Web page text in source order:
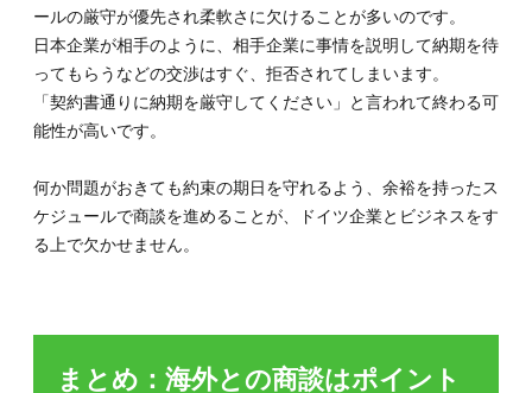
ールの厳守が優先され柔軟さに欠けることが多いのです。
日本企業が相手のように、相手企業に事情を説明して納期を待
ってもらうなどの交渉はすぐ、拒否されてしまいます。
「契約書通りに納期を厳守してください」と言われて終わる可
能性が高いです。
何か問題がおきても約束の期日を守れるよう、余裕を持ったス
ケジュールで商談を進めることが、ドイツ企業とビジネスをす
る上で欠かせません。
まとめ：海外との商談はポイント